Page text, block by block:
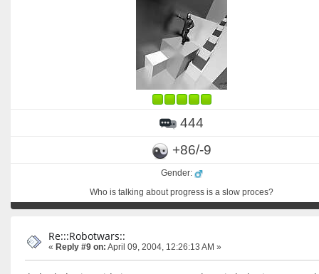
444
+86/-9
Gender:
Who is talking about progress is a slow proces?
Re:::Robotwars::
« Reply #9 on: April 09, 2004, 12:26:13 AM »